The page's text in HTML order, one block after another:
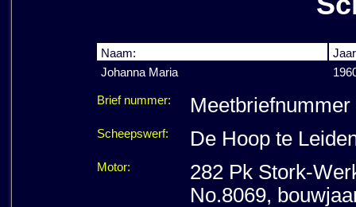
Naam:
Johanna Maria
Brief nummer: Meetbriefnummer
Scheepswerf: De Hoop te
Motor:
282 Pk Stork-
No.8069,